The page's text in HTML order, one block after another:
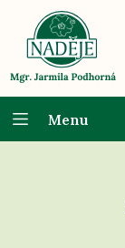
Menu